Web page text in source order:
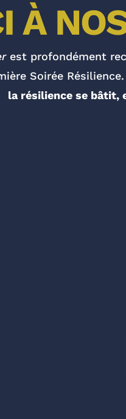
À
est profondément
Soirée
la résilience se bâtit,